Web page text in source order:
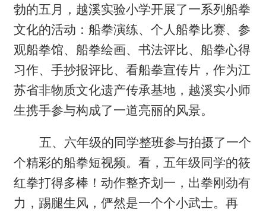
勃的五月，越溪实验小学开展了一系列船拳
文化的活动：船拳演练、个人船拳比赛、参
观船拳馆、船拳绘画、书法评比、船拳心得
习作、手抄报评比、看船拳宣传片，作为江
苏省非物质文化遗产传承基地，越溪实小师
生携手参与构成了一道亮丽的风景。
五、 六年级的同学整班参与拍摄了一个
个精彩的船拳短视频。看，五年级同学的筱
红拳打得多棒！动作整齐划一，出拳刚劲有
力，踢腿生风，俨然是一个个小武士。再